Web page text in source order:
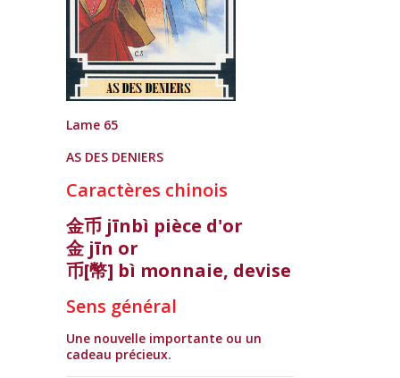
Lame 65
AS DES DENIERS
Caractères chinois
金币 jīnbì pièce d'or
金 jīn or
币[幣] bì monnaie, devise
Sens général
Une nouvelle importante ou un
cadeau précieux.